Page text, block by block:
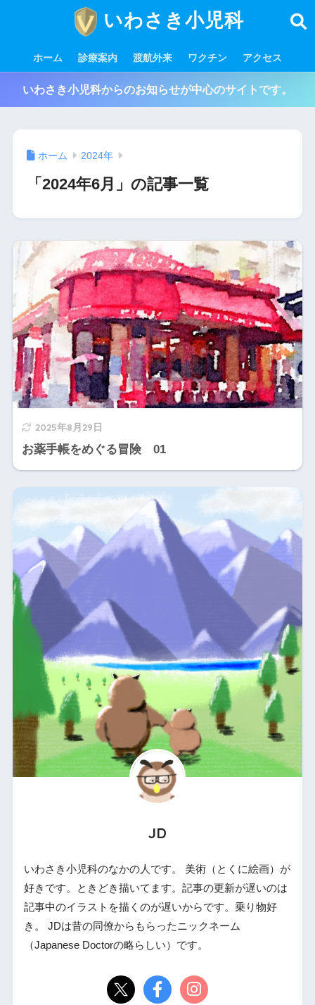
いわさき小児科
ホーム 診療案内 渡航外来 ワクチン アクセス
いわさき小児科からのお知らせが中心のサイトです。
ホーム 2024年
「2024年6月」の記事一覧
2025年8月29日
お薬手帳をめぐる冒険 01
JD
いわさき小児科のなかの人です。 美術（とくに絵画）が
好きです。ときどき描いてます。記事の更新が遅いのは
記事中のイラストを描くのが遅いからです。乗り物好
き。 JDは昔の同僚からもらったニックネーム
（Japanese Doctorの略らしい）です。